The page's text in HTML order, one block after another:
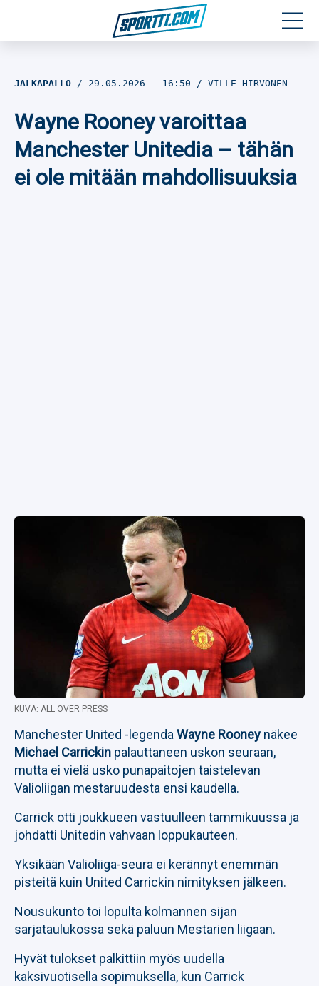
Jalkapallo
Yleisurheilu
JALKAPALLO 29.05.2026 - 16:50 VILLE HIRVONEN
Wayne Rooney varoittaa
Manchester Unitedia – tähän
ei ole mitään mahdollisuuksia
KUVA: ALL OVER PRESS
Manchester United -legenda Wayne Rooney näkee
Michael Carrickin palauttaneen uskon seuraan,
mutta ei vielä usko punapaitojen taistelevan
Valioliigan mestaruudesta ensi kaudella.
Carrick otti joukkueen vastuulleen tammikuussa ja
johdatti Unitedin vahvaan loppukauteen.
Yksikään Valioliiga-seura ei kerännyt enemmän
pisteitä kuin United Carrickin nimityksen jälkeen.
Nousukunto toi lopulta kolmannen sijan
sarjataulukossa sekä paluun Mestarien liigaan.
Hyvät tulokset palkittiin myös uudella
kaksivuotisella sopimuksella, kun Carrick